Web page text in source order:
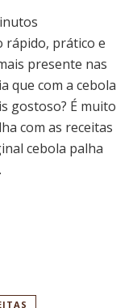
rápido, prático e
presente nas
que com a cebola
gostoso? É muito
com as receitas
cebola palha